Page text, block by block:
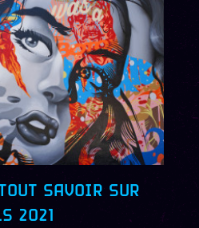
SAVOIR SUR
2021